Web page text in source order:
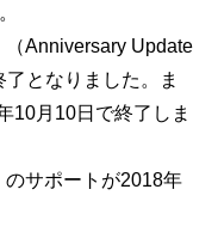
Anniversary Update
となりました。ま
10月10日で終了しま
サポートが2018年